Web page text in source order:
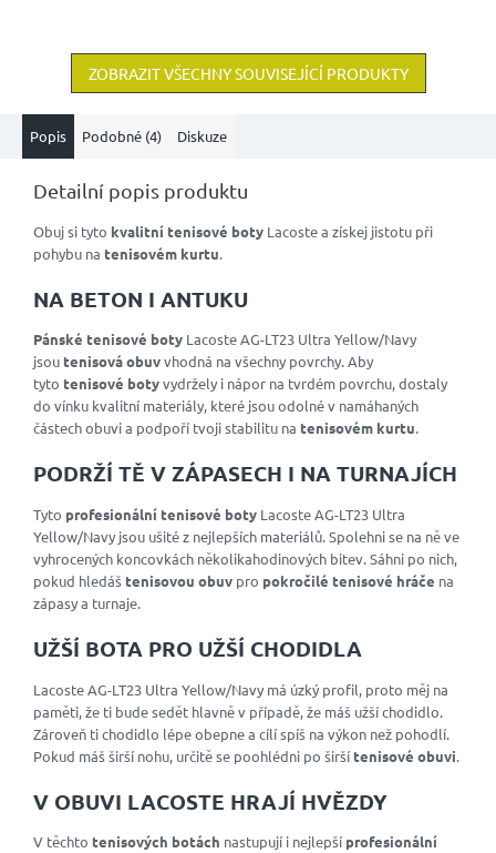
ZOBRAZIT VŠECHNY SOUVISEJÍCÍ PRODUKTY
Popis Podobné (4) Diskuze
Detailní popis produktu
Obuj si tyto kvalitní tenisové boty Lacoste a získej jistotu při
pohybu na tenisovém kurtu.
NA BETON I ANTUKU
Pánské tenisové boty Lacoste AG-LT23 Ultra Yellow/Navy
jsoutenisová obuvvhodná na všechny povrchy. Aby
tyto tenisové botyvydržely i nápor na tvrdém povrchu, dostaly
do vínku kvalitní materiály, které jsou odolné v namáhaných
částech obuvi a podpoří tvoji stabilitu na tenisovém kurtu.
PODRŽÍ TĚ V ZÁPASECH I NA TURNAJÍCH
Tyto profesionální tenisové boty Lacoste AG-LT23 Ultra
Yellow/Navy jsou ušité z nejlepších materiálů. Spolehni se na ně ve
vyhrocených koncovkách několikahodinových bitev. Sáhni po nich,
pokud hledáštenisovou obuv pro pokročilé tenisové hráče na
zápasy a turnaje.
UŽŠÍ BOTA PRO UŽŠÍ CHODIDLA
Lacoste AG-LT23 Ultra Yellow/Navy má úzký profil, proto měj na
paměti, že ti bude sedět hlavně v případě, že máš užší chodidlo.
Zároveň ti chodidlo lépe obepne a cílí spíš na výkon než pohodlí.
Pokud máš širší nohu, určitě se poohlédni po širšítenisové obuvi.
V OBUVI LACOSTE HRAJÍ HVĚZDY
V těchto tenisových botách nastupují i nejlepší profesionální